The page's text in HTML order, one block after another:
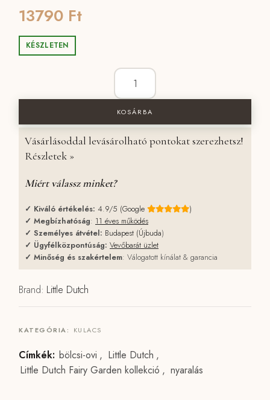
13790 Ft
KÉSZLETEN
Little Dutch hőtartó kulacs 350 ml -
KOSÁRBA
Vásárlásoddal levásárolható pontokat szerezhetsz!
Részletek »
Miért válassz minket?
✓ Kiváló értékelés: 4.9/5 (Google
)
✓ Megbízhatóság: 11 éves működés
✓ Személyes átvétel: Budapest (Újbuda)
✓ Ügyfélközpontúság: Vevőbarát üzlet
✓ Minőség és szakértelem: Válogatott kínálat & garancia
Brand: Little Dutch
KATEGÓRIA: KULACS
Címkék: bölcsi-ovi , Little Dutch ,
Little Dutch Fairy Garden kollekció , nyaralás